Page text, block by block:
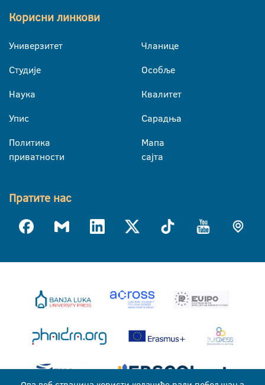
Корисни линкови
Универзитет
Студије
Наука
Упис
Политика
приватности
Чланице
Особље
Квалитет
Сарадња
Мапа
сајта
Пратите нас